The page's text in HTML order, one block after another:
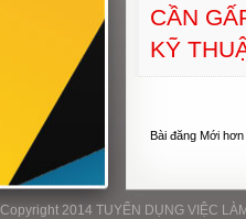
CẦN
KỸ
Bài đăng Mới hơn
Copyright 2014 TUYỂN DỤNG VIỆC